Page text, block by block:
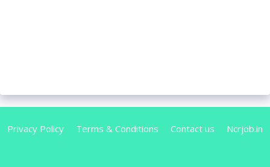
Privacy Policy Terms & Conditions Contact us Ncrjob.in